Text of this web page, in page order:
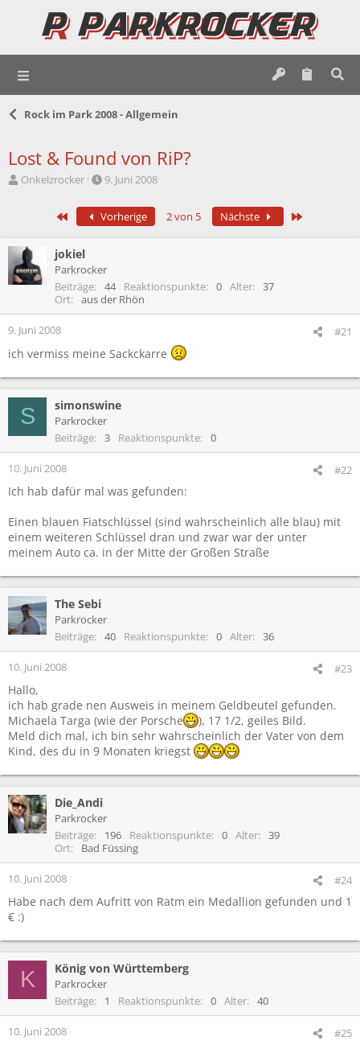
Rock im Park 2008 - Allgemein
Lost & Found von RiP?
E
l
l
e
Onkelzrocker
E
s
t
l
a
9. Juni 2008
Erste Vorherige 2 von 5 Nächste
jokiel
Parkrocker
Beiträge
44 Reaktionspunkte 0 Alter
37
Ort
aus der Rhön
9. Juni 2008 #21
ich vermiss meine Sackckarre
S simonswine
Parkrocker
Beiträge
3 Reaktionspunkte 0
10. Juni 2008 #22
Ich hab dafür mal was gefunden:
Einen blauen Fiatschlüssel (sind wahrscheinlich alle blau) mit
einem weiteren Schlüssel dran und zwar war der unter
meinem Auto ca. in der Mitte der Großen Straße
The Sebi
Parkrocker
Beiträge
40 Reaktionspunkte 0 Alter 36
10. Juni 2008 #23
Hallo,
ich hab grade nen Ausweis in meinem Geldbeutel gefunden.
Michaela Targa (wie der Porsche
), 17 1/2, geiles Bild.
Meld dich mal, ich bin sehr wahrscheinlich der Vater von dem
Kind, des du in 9 Monaten kriegst
Die_Andi
Parkrocker
Beiträge
196 Reaktionspunkte 0 Alter
39
Ort
Bad Füssing
10. Juni 2008 #24
Habe nach dem Aufritt von Ratm ein Medallion gefunden und 1
€ :)
K König von Württemberg
Parkrocker
Beiträge
1 Reaktionspunkte 0 Alter 40
10. Juni 2008 #25